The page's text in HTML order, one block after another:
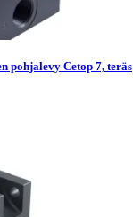
pohjalevy Cetop 7, teräs